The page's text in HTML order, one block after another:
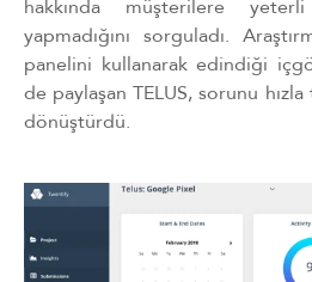
hakkında müşterilere
yapmadığını sorguladı.
panelini kullanarak edindiği
de paylaşan TELUS, sorunu
dönüştürdü.